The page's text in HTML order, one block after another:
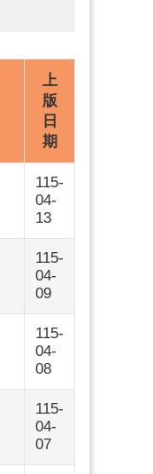
上
版
日
期
115-
04-
13
115-
04-
09
115-
04-
08
115-
04-
07